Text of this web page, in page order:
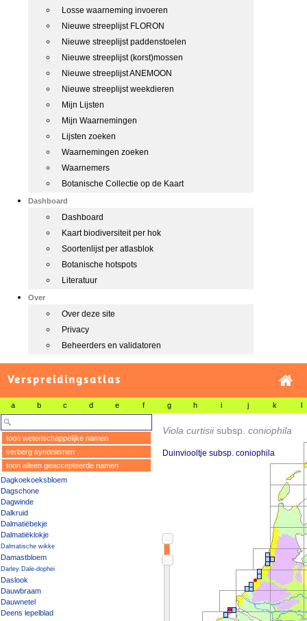
Losse waarneming invoeren
Nieuwe streeplijst FLORON
Nieuwe streeplijst paddenstoelen
Nieuwe streeplijst (korst)mossen
Nieuwe streeplijst ANEMOON
Nieuwe streeplijst weekdieren
Mijn Lijsten
Mijn Waarnemingen
Lijsten zoeken
Waarnemingen zoeken
Waarnemers
Botanische Collectie op de Kaart
Dashboard
Dashboard
Kaart biodiversiteit per hok
Soortenlijst per atlasblok
Botanische hotspots
Literatuur
Over
Over deze site
Privacy
Beheerders en validatoren
Verspreidingsatlas
a b c d e f g h i j k l
toon wetenschappelijke namen
verberg synoniemen
toon alleen geaccepteerde namen
Dagkoekoeksbloem
Dagschone
Dagwinde
Dalkruid
Dalmatiëbekje
Dalmatiëklokje
Dalmatische wikke
Damastbloem
Darley Dale-dophei
Daslook
Dauwbraam
Dauwnetel
Deens lepelblad
Viola curtisiisubsp. coniophila
Duinviooltje subsp. coniophila